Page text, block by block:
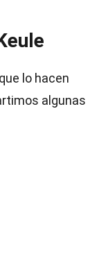
lo hacen
algunas